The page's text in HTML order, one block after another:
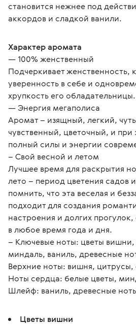
становится нежнее под
аккордов и сладкой ванили.
Характер аромата
— 100% женственный
Подчеркивает женственность,
уверенность в себе и
хрупкость его обладательницы.
— Энергия мегаполиса
Аромат – изящный, легкий,
чувственный, цветочный, и
полный силы и энергии
– Свой весной и летом
Лучшее время для раскрытия
лето – период цветения садов
помнить, что эта веселая и
подходит для создания
настроения и долгих
в любое время года и дня.
– Ключевые ноты: цветы
миндаль, ваниль, древесные
Верхние ноты: вишня,
Ноты сердца: белые цветы,
Шлейф: ваниль, древесные
Цветы вишни